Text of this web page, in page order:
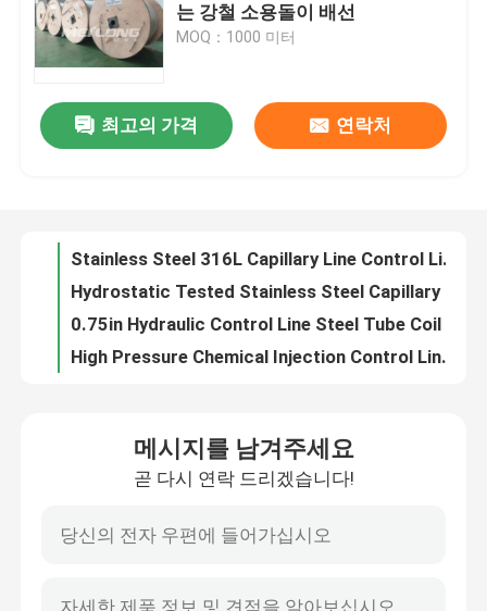
제품
화면
공장 여행
품질 관리
경우
유압 제어 라인
는 강철 소용돌이 배선
MOQ：1000 미터
최고의 가격 연락처
10000Psi Stainless Steel Capillary Line Tube For Hydraulic Control And Chemical Injection
Stainless Steel 316L Capillary Line Control Line Coiled Tubing
High Pressure Chemical Injection Control Line Tubing 10000Psi
메시지를 남겨주세요
곧 다시 연락 드리겠습니다!